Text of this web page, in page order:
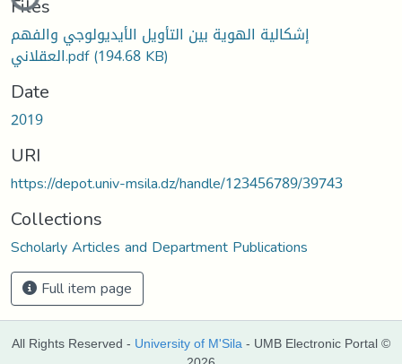
إشكالية الهوية بين التأويل الأيديولوجي والفهم
العقلاني.pdf(194.68 KB)
Date
2019
URI
https://depot.univ-msila.dz/handle/123456789/39743
Collections
Scholarly Articles and Department Publications
Full item page
All Rights Reserved - University of M'Sila - UMB Electronic Portal ©